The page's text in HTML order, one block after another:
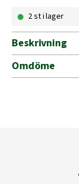
KOPPLING2 st i lager
Beskrivning
Omdöme